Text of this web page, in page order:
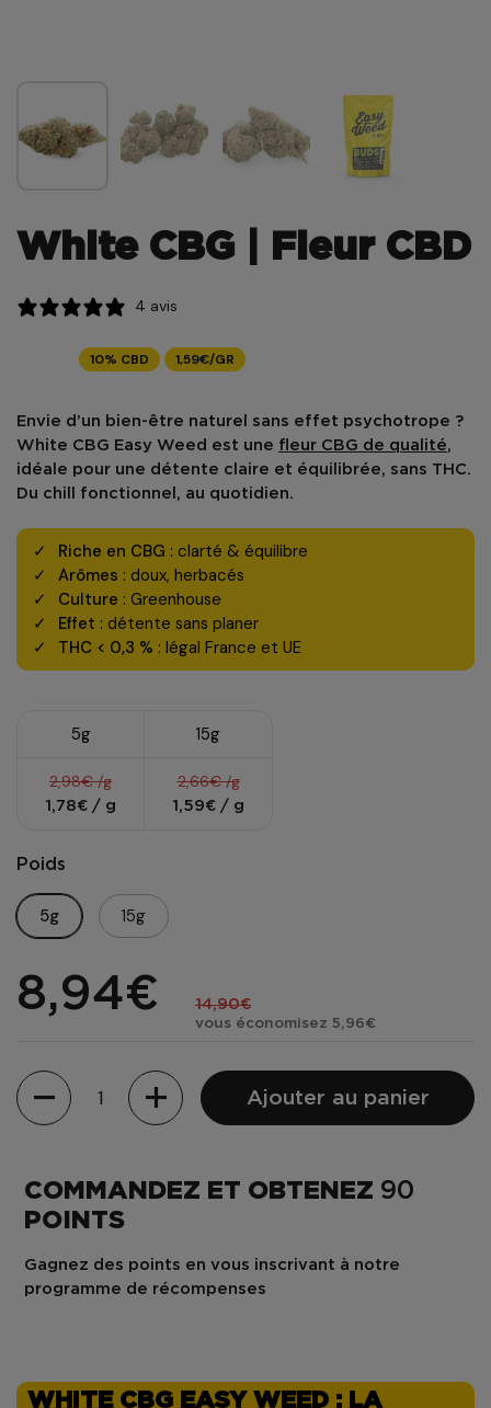
White CBG | Fleur CBD
4 avis
10% CBD 1,59€/GR
Envie d’un bien-être naturel sans effet psychotrope ?
White CBG Easy Weed
est une fleur CBG de qualité
idéale pour une détente claire et équilibrée, sans THC.
Du chill fonctionnel, au quotidien.
Riche en CBG : clarté & équilibre
Arômes : doux, herbacés
Culture : Greenhouse
Effet : détente sans planer
THC < 0,3 % : légal France et UE
5g
2,98€ /g
1,78€ / g
15g
2,66€ /g
1,59€ / g
Poids
5g 15g
8,94€ 14,90€
vous économisez 5,96€
Quantité
Ajouter au panier
COMMANDEZ ET OBTENEZ 90
POINTS
Gagnez des points en vous inscrivant à notre
programme de récompenses
WHITE CBG EASY WEED : LA